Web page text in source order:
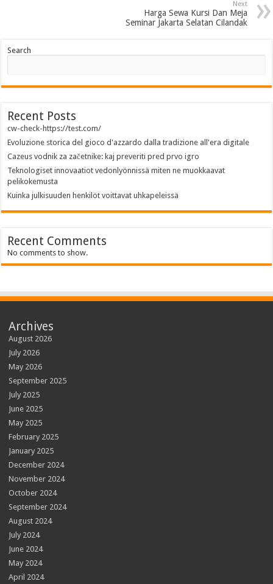
Next
Harga Sewa Kursi Dan Meja
Seminar Jakarta Selatan Cilandak
Search
Recent Posts
cw-check-https://test.com/
Evoluzione storica del gioco d'azzardo dalla tradizione all'era digitale
Cazeus vodnik za začetnike: kaj preveriti pred prvo igro
Teknologiset innovaatiot vedonlyönnissä miten ne muokkaavat
pelikokemusta
Kuinka julkisuuden henkilöt voittavat uhkapeleissä
Recent Comments
No comments to show.
Archives
August 2026
July 2026
May 2026
September 2025
July 2025
June 2025
May 2025
February 2025
January 2025
December 2024
November 2024
October 2024
September 2024
August 2024
July 2024
June 2024
May 2024
April 2024